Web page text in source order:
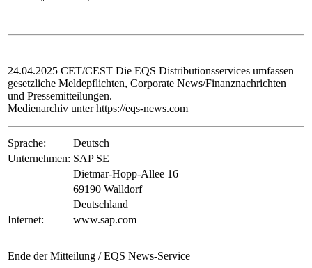
24.04.2025 CET/CEST Die EQS Distributionsservices umfassen
gesetzliche Meldepflichten, Corporate News/Finanznachrichten
und Pressemitteilungen.
Medienarchiv unter https://eqs-news.com
Sprache:
Deutsch
Unternehmen: SAP SE
Dietmar-Hopp-Allee 16
69190 Walldorf
Deutschland
Internet:
www.sap.com
Ende der Mitteilung / EQS News-Service